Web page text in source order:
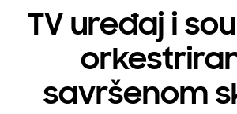
TV uređaj i
savršenom